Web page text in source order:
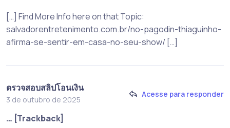
[…] Find More Info here on that Topic:
salvadorentretenimento.com.br/no-pagodin-thiaguinho-
afirma-se-sentir-em-casa-no-seu-show/ […]
ตรวจสอบสลิปโอนเงิน
3 de outubro de 2025
Acesse para responder
… [Trackback]